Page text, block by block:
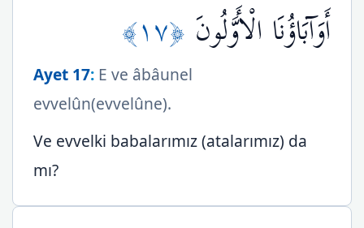
أَوَآبَاؤُنَا الْأَوَّلُونَ ﴿١٧﴾
Ayet 17: E ve âbâunel
evvelûn(evvelûne).
Ve evvelki babalarımız (atalarımız) da
mı?